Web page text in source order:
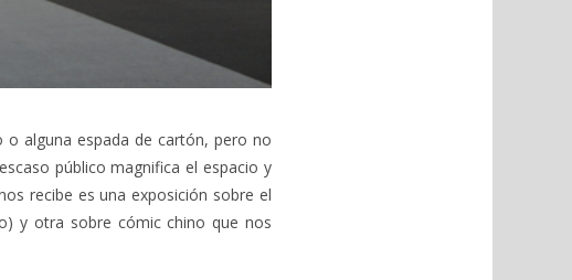
o alguna espada de cartón, pero no
público magnifica el espacio y
recibe es una exposición sobre el
y otra sobre cómic chino que nos